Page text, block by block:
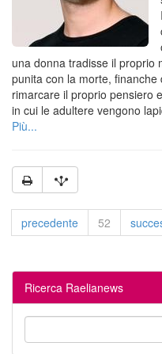
una donna tradisse il proprio
punita con la morte,
rimarcare il proprio pensiero
in cui le adultere vengono
Più...
precedente 52
Ricerca Raelianews